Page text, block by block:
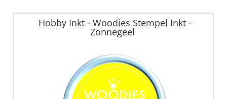
Hobby Inkt - Woodies Stempel Inkt -
Zonnegeel